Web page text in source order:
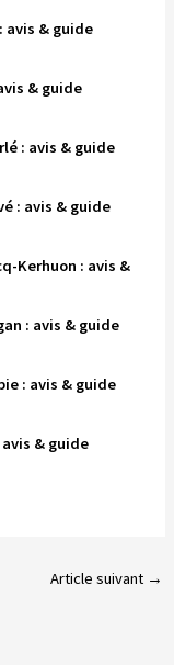
avis & guide
& guide
: avis & guide
: avis & guide
Kerhuon : avis &
: avis & guide
: avis & guide
& guide
Article suivant →